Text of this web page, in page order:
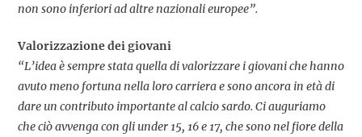
non sono inferiori ad altre nazionali europee”.
Valorizzazione dei giovani
“L’idea è sempre stata quella di valorizzare i giovani che hanno
avuto meno fortuna nella loro carriera e sono ancora in età di
dare un contributo importante al calcio sardo. Ci auguriamo
che ciò avvenga con gli under 15, 16 e 17, che sono nel fiore della